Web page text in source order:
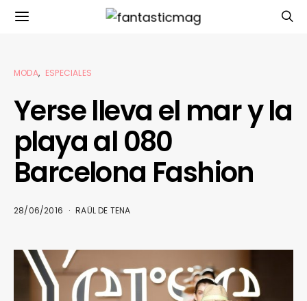
MODA ESPECIALES
Yerse lleva el mar y la
playa al 080
Barcelona Fashion
28/06/2016 RAÜL DE TENA